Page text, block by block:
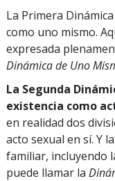
La Primera
como uno mismo.
expresada
Dinámica de Uno
La Segunda
existencia como
en realidad dos
acto sexual en sí. Y
familiar, incluyendo
puede llamar la